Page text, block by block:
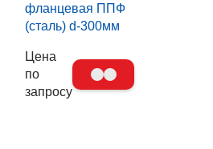
фланцевая ППФ
(сталь) d-300мм
Цена
по
запросу